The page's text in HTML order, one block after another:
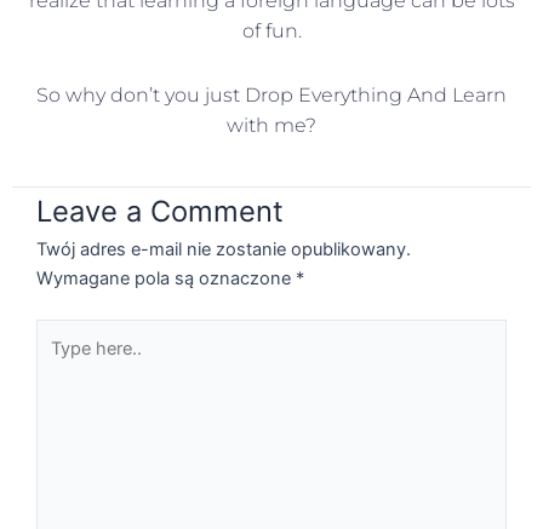
of fun.
So why don’t you just Drop Everything And Learn
with me?
Leave a Comment
Twój adres e-mail nie zostanie opublikowany.
Wymagane pola są oznaczone *
here..